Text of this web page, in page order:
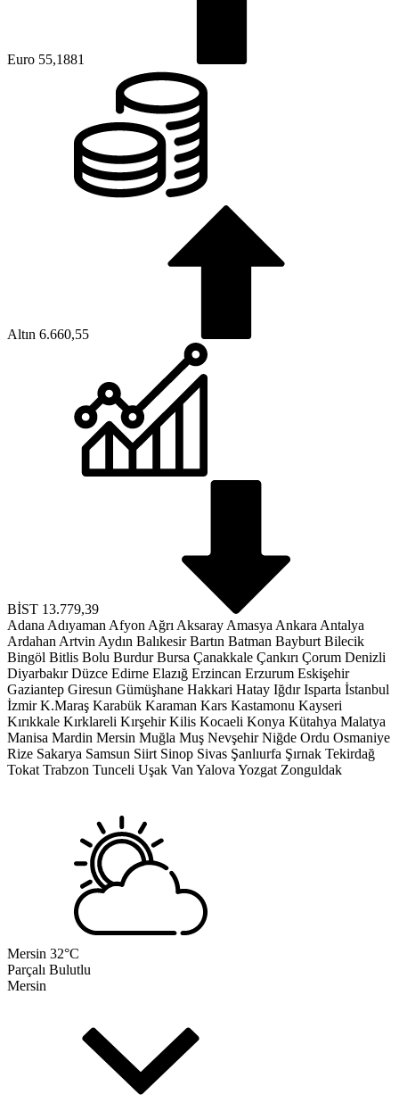
Euro 55,1881
Altın 6.660,55
BİST 13.779,39
Adana Adıyaman Afyon Ağrı Aksaray Amasya Ankara Antalya
Ardahan Artvin Aydın Balıkesir Bartın Batman Bayburt Bilecik
Bingöl Bitlis Bolu Burdur Bursa Çanakkale Çankırı Çorum Denizli
Diyarbakır Düzce Edirne Elazığ Erzincan Erzurum Eskişehir
Gaziantep Giresun Gümüşhane Hakkari Hatay Iğdır Isparta İstanbul
İzmir K.Maraş Karabük Karaman Kars Kastamonu Kayseri
Kırıkkale Kırklareli Kırşehir Kilis Kocaeli Konya Kütahya Malatya
Manisa Mardin Mersin Muğla Muş Nevşehir Niğde Ordu Osmaniye
Rize Sakarya Samsun Siirt Sinop Sivas Şanlıurfa Şırnak Tekirdağ
Tokat Trabzon Tunceli Uşak Van Yalova Yozgat Zonguldak
Mersin 32°C
Parçalı Bulutlu
Mersin